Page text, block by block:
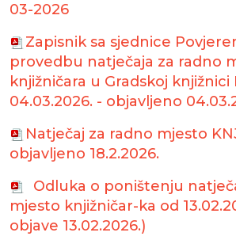
03-2026
Zapisnik sa sjednice
provedbu natječaja za radno
knjižničara u Gradskoj knjižnici
04.03.2026. - objavljeno
Natječaj za radno mjesto
objavljeno 18.2.2026.
Odluka o poništenju
mjesto knjižničar-ka od
objave 13.02.2026.)